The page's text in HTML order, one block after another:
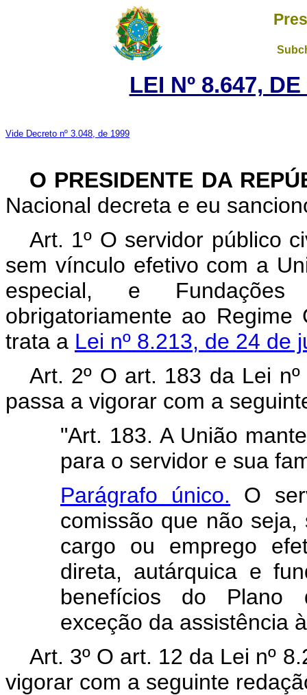
LEI Nº 8.647,
Vide Decreto nº 3.048, de 1999
O PRESIDENTE DA
Nacional decreta e eu
Art. 1º O servidor público
sem vínculo efetivo com a
especial, e Fundações
obrigatoriamente ao
trata a Lei nº 8.213, de 24 de
Art. 2º O art. 183 da Lei
passa a vigorar com a
"Art. 183. A União
para o servidor e sua
Parágrafo único. O
comissão que não
cargo ou emprego
direta, autárquica e
benefícios do Plano
exceção da assistência
Art. 3º O art. 12 da Lei nº
vigorar com a seguinte